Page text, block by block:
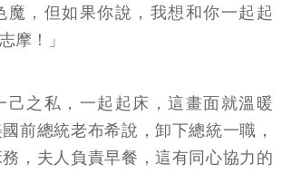
魔，但如果你說，我想和你一起起
摩！」
己之私，一起起床，這畫面就溫暖
前總統老布希說，卸下總統一職，
，夫人負責早餐，這有同心協力的